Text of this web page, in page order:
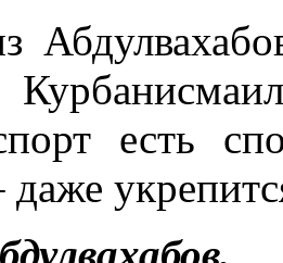
есть
даже